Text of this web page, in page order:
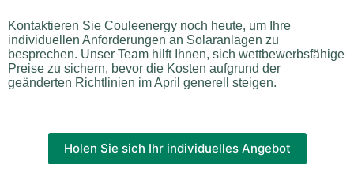
Kontaktieren Sie Couleenergy noch heute, um Ihre
individuellen Anforderungen an Solaranlagen zu
besprechen. Unser Team hilft Ihnen, sich wettbewerbsfähige
Preise zu sichern, bevor die Kosten aufgrund der
geänderten Richtlinien im April generell steigen.
Holen Sie sich Ihr individuelles Angebot